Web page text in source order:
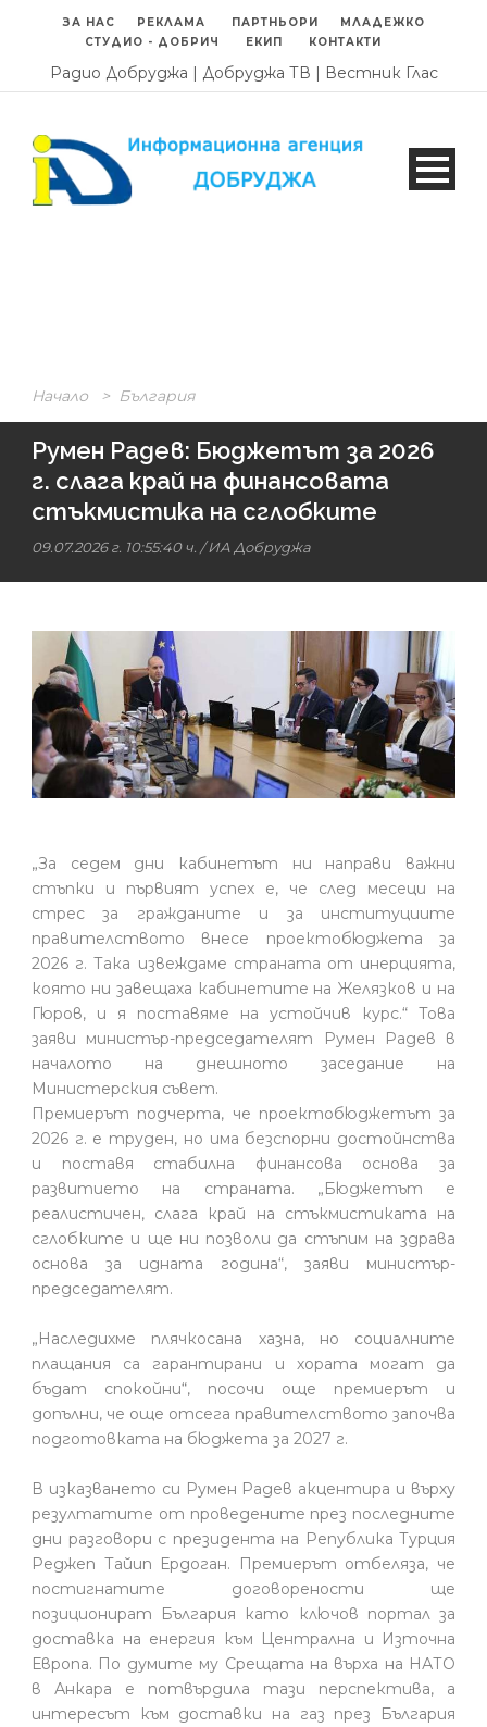
ЗА НАС РЕКЛАМА ПАРТНЬОРИ
МЛАДЕЖКО
СТУДИО - ДОБРИЧ
ЕКИП КОНТАКТИ
Радио Добруджа | Добруджа ТВ | Вестник Глас
Начало > България
Румен Радев: Бюджетът за 2026
г. слага край на финансовата
стъкмистика на сглобките
09.07.2026 г. 10:55:40 ч. /ИА Добруджа
„За седем дни кабинетът ни направи важни
стъпки и първият успех е, че след месеци на
стрес за гражданите и за институциите
правителството внесе проектобюджета за
2026 г. Така извеждаме страната от инерцията,
която ни завещаха кабинетите на Желязков и на
Гюров, и я поставяме на устойчив курс.“ Това
заяви министър-председателят Румен Радев в
началото на днешното заседание на
Министерския съвет.
Премиерът подчерта, че проектобюджетът за
2026 г. е труден, но има безспорни достойнства
и поставя стабилна финансова основа за
развитието на страната. „Бюджетът е
реалистичен, слага край на стъкмистиката на
сглобките и ще ни позволи да стъпим на здрава
основа за идната година“, заяви министър-
председателят.
„Наследихме плячкосана хазна, но социалните
плащания са гарантирани и хората могат да
бъдат спокойни“, посочи още премиерът и
допълни, че още отсега правителството започва
подготовката на бюджета за 2027 г.
В изказването си Румен Радев акцентира и върху
резултатите от проведените през последните
дни разговори с президента на Република Турция
Реджеп Тайип Ердоган. Премиерът отбеляза, че
постигнатите договорености ще
позиционират България като ключов портал за
доставка на енергия към Централна и Източна
Европа. По думите му Срещата на върха на НАТО
в Анкара е потвърдила тази перспектива, а
интересът към доставки на газ през България